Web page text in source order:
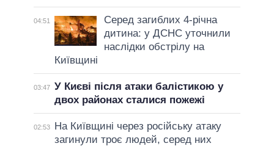
04:51
Серед загиблих 4-річна
дитина: у ДСНС уточнили
наслідки обстрілу на
Київщині
03:47 У Києві після атаки балістикою у
двох районах сталися пожежі
02:53
На Київщині через російську атаку
загинули троє людей, серед них